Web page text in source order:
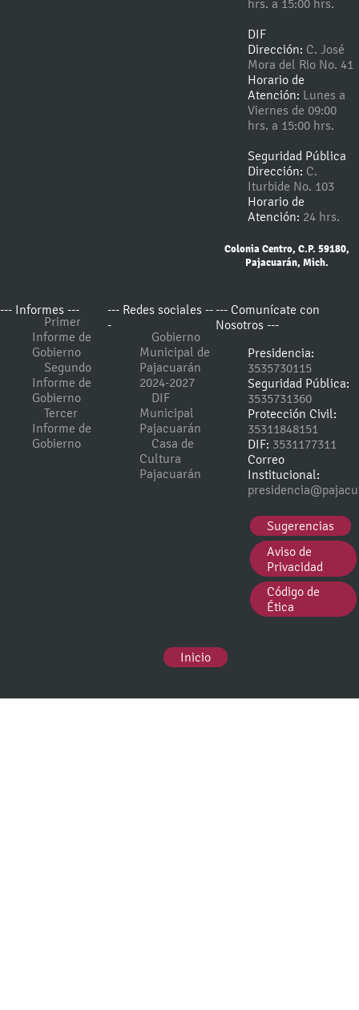
hrs. a 15:00 hrs.
DIF
Dirección: C. José
Mora del Rio No. 41
Horario de
Atención: Lunes a
Viernes de 09:00
hrs. a 15:00 hrs.
Seguridad Pública
Dirección: C.
Iturbide No. 103
Horario de
Atención: 24 hrs.
Colonia Centro, C.P. 59180,
Pajacuarán, Mich.
--- Informes ---
Primer
Informe de
Gobierno
Segundo
Informe de
Gobierno
Tercer
Informe de
Gobierno
--- Redes sociales --
-
Gobierno
Municipal de
Pajacuarán
2024-2027
DIF
Municipal
Pajacuarán
Casa de
Cultura
Pajacuarán
--- Comunícate con
Nosotros ---
Presidencia:
3535730115
Seguridad Pública:
3535731360
Protección Civil:
35311848151
DIF: 3531177311
Correo
Institucional:
Sugerencias
Aviso de
Privacidad
Código de
Ética
Inicio